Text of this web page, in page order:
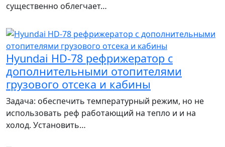
существенно облегчает…
Hyundai HD-78 рефрижератор с
дополнительными отопителями
грузового отсека и кабины
Задача: обеспечить температурный режим, но не
использовать реф работающий на тепло и и на
холод. Установить…